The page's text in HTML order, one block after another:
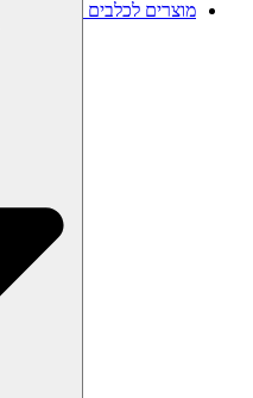
מוצרים לכלבים